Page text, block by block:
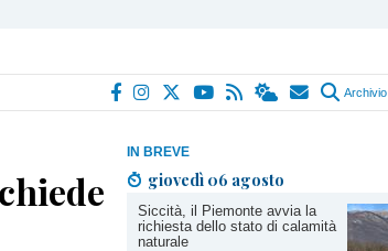
Archivio
IN BREVE
giovedì 06 agosto
Siccità, il Piemonte avvia la
richiesta dello stato di calamità
naturale